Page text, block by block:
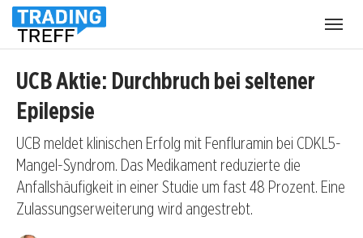
UCB Aktie: Durchbruch bei seltener
Epilepsie
UCB meldet klinischen Erfolg mit Fenfluramin bei CDKL5-
Mangel-Syndrom. Das Medikament reduzierte die
Anfallshäufigkeit in einer Studie um fast 48 Prozent. Eine
Zulassungserweiterung wird angestrebt.